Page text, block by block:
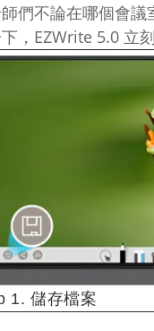
們不論在哪個會議
，EZWrite 5.0 立
1. 儲存檔案